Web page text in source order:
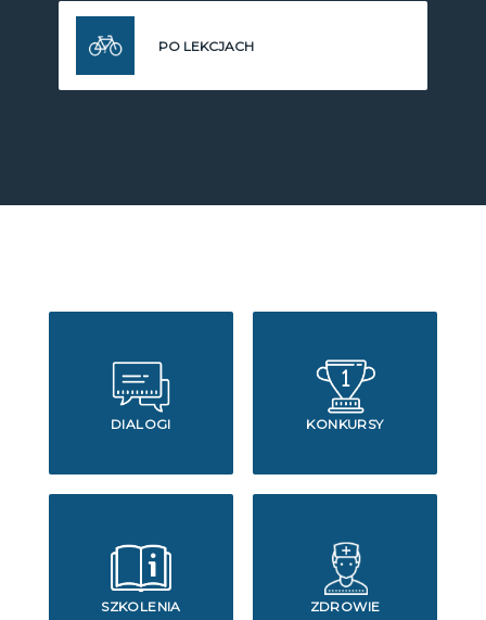
PO LEKCJACH
DIALOGI KONKURSY
SZKOLENIA ZDROWIE